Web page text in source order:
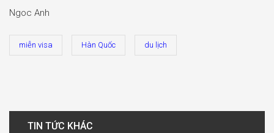
Ngoc Anh
miễn visa Hàn Quốc du lịch
TIN TỨC KHÁC